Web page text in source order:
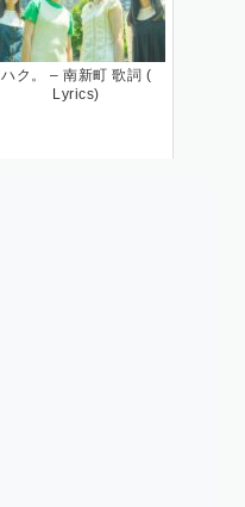
ハク。 – 南新町 歌詞 (
Lyrics)